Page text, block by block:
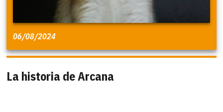
06/08/2024
La historia de Arcana